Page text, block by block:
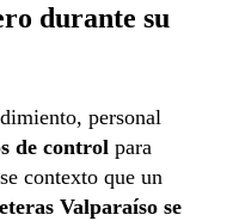
durante su
personal
de control para
contexto que un
Valparaíso se